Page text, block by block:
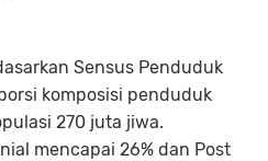
Sensus Penduduk
komposisi penduduk
270 juta jiwa.
mencapai 26% dan Post